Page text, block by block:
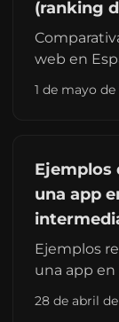
(ranking
web en
Precios,
1 de mayo de
Ejemplos
una app
Ejemplos
una app en
app
28 de abril